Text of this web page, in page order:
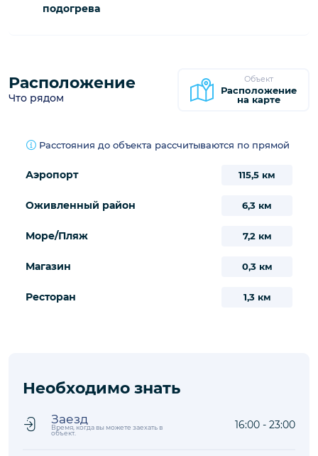
подогрева
Расположение
Что рядом
Объект
Расположение
на карте
Расстояния до объекта рассчитываются по прямой
Аэропорт 115,5 км
Оживленный район 6,3 км
Море/Пляж 7,2 км
Магазин 0,3 км
Ресторан 1,3 км
Необходимо знать
Заезд
Время, когда вы можете заехать в
объект.
16:00 - 23:00